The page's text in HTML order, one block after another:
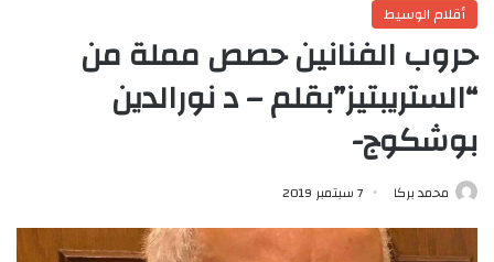
أقلام الوسيط
حروب الفنانين حصص مملة من
“الستريبتيز”بقلم – د نورالدين
بوشكوج-
محمد بركا 7 سبتمبر 2019